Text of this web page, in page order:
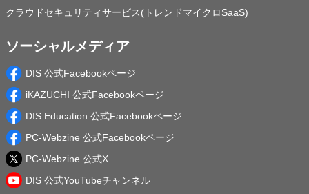
クラウドセキュリティサービス(トレンドマイクロSaaS)
ソーシャルメディア
DIS 公式Facebookページ
iKAZUCHI 公式Facebookページ
DIS Education 公式Facebookページ
PC-Webzine 公式Facebookページ
PC-Webzine 公式X
DIS 公式YouTubeチャンネル